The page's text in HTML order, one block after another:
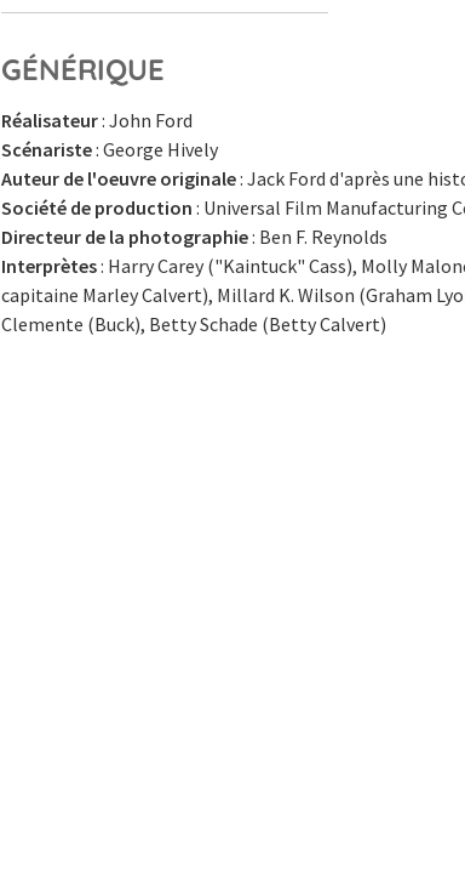
GÉNÉRIQUE
Réalisateur: John Ford
Scénariste: George Hively
Auteur de l'oeuvre originale: Jack Ford d'après une
Société de production : Universal Film Manufacturing
Directeur de la photographie: Ben F. Reynolds
Interprètes: Harry Carey ("Kaintuck" Cass), Molly
capitaine Marley Calvert), Millard K. Wilson (Graham
Clemente (Buck), Betty Schade (Betty Calvert)